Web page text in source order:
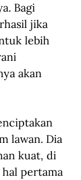
Bagi
jika
lebih
akan
lawan. Dia
kuat, di
pertama